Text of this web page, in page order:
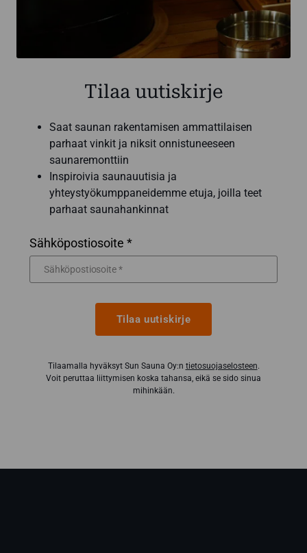
Tilaa uutiskirje
Saat saunan rakentamisen ammattilaisen
parhaat vinkit ja niksit onnistuneeseen
saunaremonttiin
Inspiroivia saunauutisia ja
yhteystyökumppaneidemme etuja, joilla teet
parhaat saunahankinnat
Sähköpostiosoite *
Tilaa uutiskirje
Tilaamalla hyväksyt Sun Sauna Oy:n tietosuojaselosteen.
Voit peruttaa liittymisen koska tahansa, eikä se sido sinua
mihinkään.